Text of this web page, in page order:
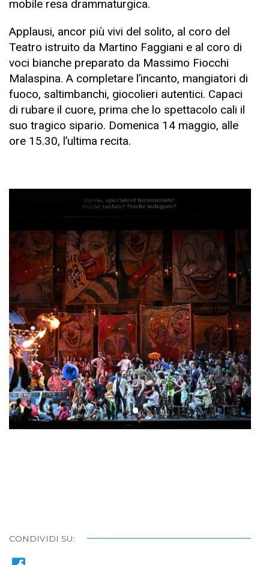
mobile resa drammaturgica.
Applausi, ancor più vivi del solito, al coro del
Teatro istruito da Martino Faggiani e al coro di
voci bianche preparato da Massimo Fiocchi
Malaspina. A completare l’incanto, mangiatori di
fuoco, saltimbanchi, giocolieri autentici. Capaci
di rubare il cuore, prima che lo spettacolo cali il
suo tragico sipario. Domenica 14 maggio, alle
ore 15.30, l’ultima recita.
CONDIVIDI SU: